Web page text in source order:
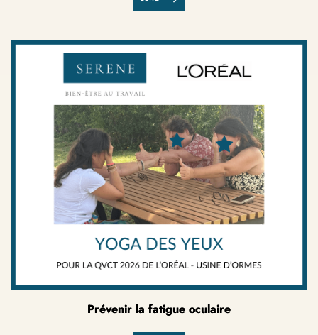
Prévenir la fatigue oculaire